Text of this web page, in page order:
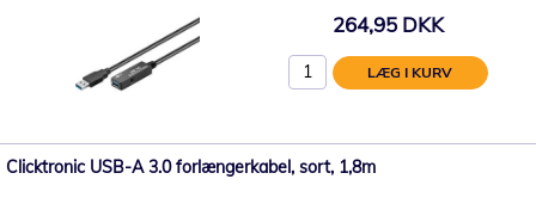
264,95 DKK
LÆG I KURV
Clicktronic USB-A 3.0 forlængerkabel, sort, 1,8m